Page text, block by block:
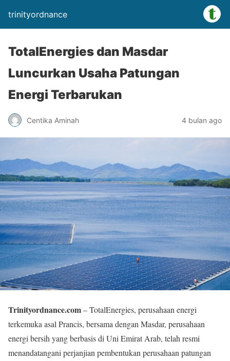
trinityordnance
TotalEnergies dan Masdar
Luncurkan Usaha Patungan
Energi Terbarukan
Centika Aminah 4 bulan ago
Trinityordnance.com– TotalEnergies, perusahaan energi
terkemuka asal Prancis, bersama dengan Masdar, perusahaan
energi bersih yang berbasis di Uni Emirat Arab, telah resmi
menandatangani perjanjian pembentukan perusahaan patungan